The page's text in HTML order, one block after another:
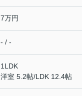
7万円
- / -
1LDK
洋室 5.2帖/LDK 12.4帖